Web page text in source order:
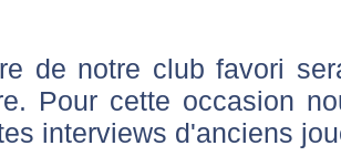
de notre club favori
Pour cette occasion
interviews d'anciens